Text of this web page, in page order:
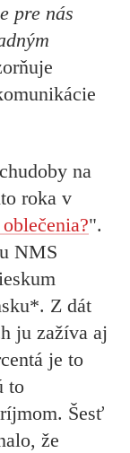
pre nás
na
roka v
".
NMS
Z dát
ju zažíva aj
je to
to
Šesť
že